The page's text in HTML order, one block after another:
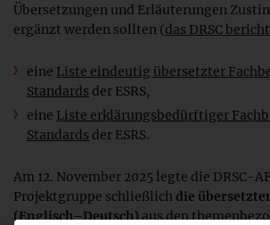
Übersetzungen und Erläuterungen
ergänzt werden sollten (das DRSC
eine Liste eindeutig übersetzter
Standards der ESRS,
eine Liste erklärungsbedürftiger
Standards der ESRS.
Am 12. November 2025 legte die DRSC-
Projektgruppe schließlich die
(Englisch–Deutsch)aus den